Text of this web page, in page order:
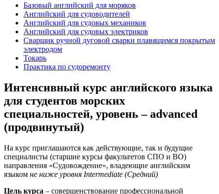
Базовый английский для моряков
Английский для судоводителей
Английский для судовых механиков
Английский для судовых электриков
Cварщик ручной дуговой сварки плавящимся покрытым
электродом
Токарь
Практика по судоремонту
Интенсивный курс английского языка
для студентов морских
специальностей, уровень – advanced
(продвинутый)
На курс приглашаются как действующие, так и будущие
специалисты (старшие курсы факультетов СПО и ВО)
направления «Судовождение», владеющие английским
языком не ниже уровня Intermediate (Средний)
Цель курса – совершенствование профессиональной